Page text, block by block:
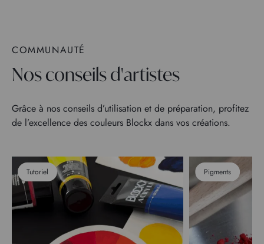
COMMUNAUTÉ
Nos conseils d'artistes
Grâce à nos conseils d’utilisation et de préparation, profitez
de l’excellence des couleurs Blockx dans vos créations.
Tutoriel Pigments